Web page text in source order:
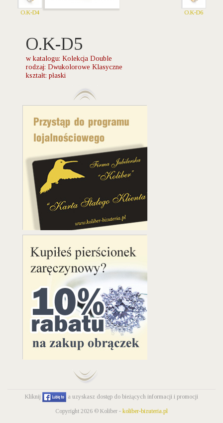
O.K-D4 O.K-D6
O.K-D5
w katalogu: Kolekcja Double
rodzaj: Dwukolorowe Klasyczne
kształt: płaski
Kliknij a uzyskasz dostęp do bieżących informacji i promocji
Copyright 2026 © Koliber - koliber-bizuteria.pl